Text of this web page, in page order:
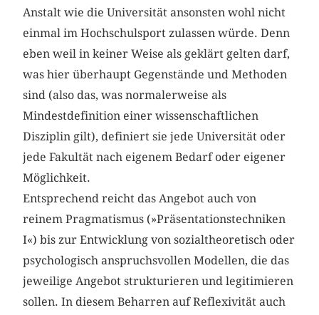
Anstalt wie die Universität ansonsten wohl nicht
einmal im Hochschulsport zulassen würde. Denn
eben weil in keiner Weise als geklärt gelten darf,
was hier überhaupt Gegenstände und Methoden
sind (also das, was normalerweise als
Mindestdefinition einer wissenschaftlichen
Disziplin gilt), definiert sie jede Universität oder
jede Fakultät nach eigenem Bedarf oder eigener
Möglichkeit.
Entsprechend reicht das Angebot auch von
reinem Pragmatismus (»Präsentationstechniken
I«) bis zur Entwicklung von sozialtheoretisch oder
psychologisch anspruchsvollen Modellen, die das
jeweilige Angebot strukturieren und legitimieren
sollen. In diesem Beharren auf Reflexivität auch